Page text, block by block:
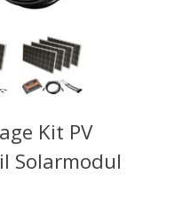
Kit PV
Solarmodul